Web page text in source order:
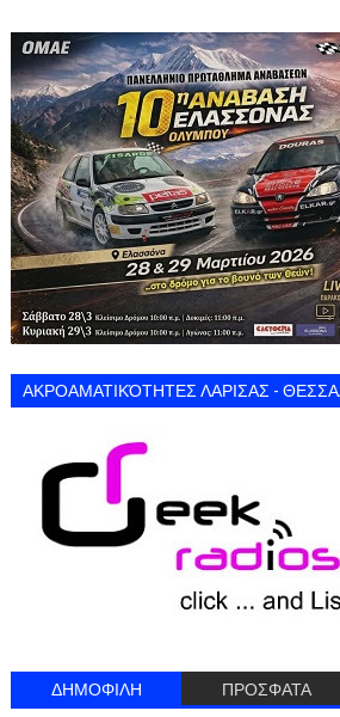
ΑΚΡΟΑΜΑΤΙΚΌΤΗΤΕΣ ΛΑΡΙΣΑΣ -
ΔΗΜΟΦΙΛΗ ΠΡΟΣΦΑΤΑ